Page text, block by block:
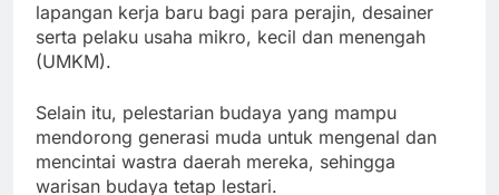
lapangan kerja baru bagi para perajin, desainer
serta pelaku usaha mikro, kecil dan menengah
(UMKM).
Selain itu, pelestarian budaya yang mampu
mendorong generasi muda untuk mengenal dan
mencintai wastra daerah mereka, sehingga
warisan budaya tetap lestari.